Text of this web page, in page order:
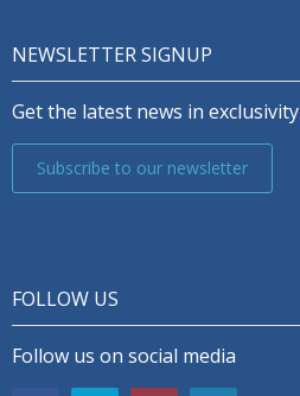
NEWSLETTER SIGNUP
Get the latest news in exclusivity
Subscribe to our newsletter
FOLLOW US
Follow us on social media